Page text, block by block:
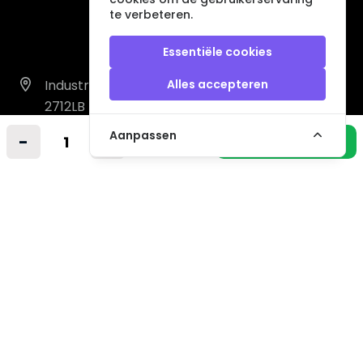
- + In winkelmandje
Industrieweg 14 A
2712LB Zoetermeer
info@vintagemusicstore.nl
te verbeteren.
Essentiële cookies
Alles accepteren
Aanpassen